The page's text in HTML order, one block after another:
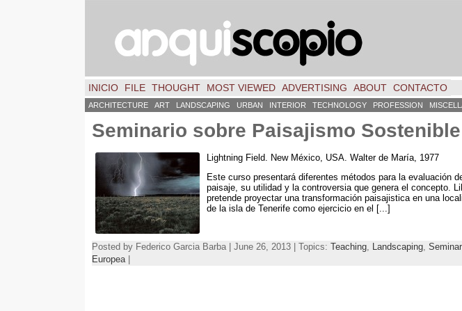
INICIO FILE THOUGHT MOST VIEWED ADVERTISING ABOUT CONTACTO
ARCHITECTURE ART LANDSCAPING URBAN INTERIOR TECHNOLOGY PROFESSION
Seminario sobre Paisajismo Sostenible
Lightning Field New México USA Walter de María , 1977
Este curso presentará diferentes métodos para la evaluación
paisaje su utilidad y la controversia que genera el concepto .
pretende proyectar una transformación paisajistica en una
de la isla de Tenerife como ejercicio en el [...]
Posted by Federico Garcia Barba | June 26, 2013 | Topics: Teaching Landscaping
Europea